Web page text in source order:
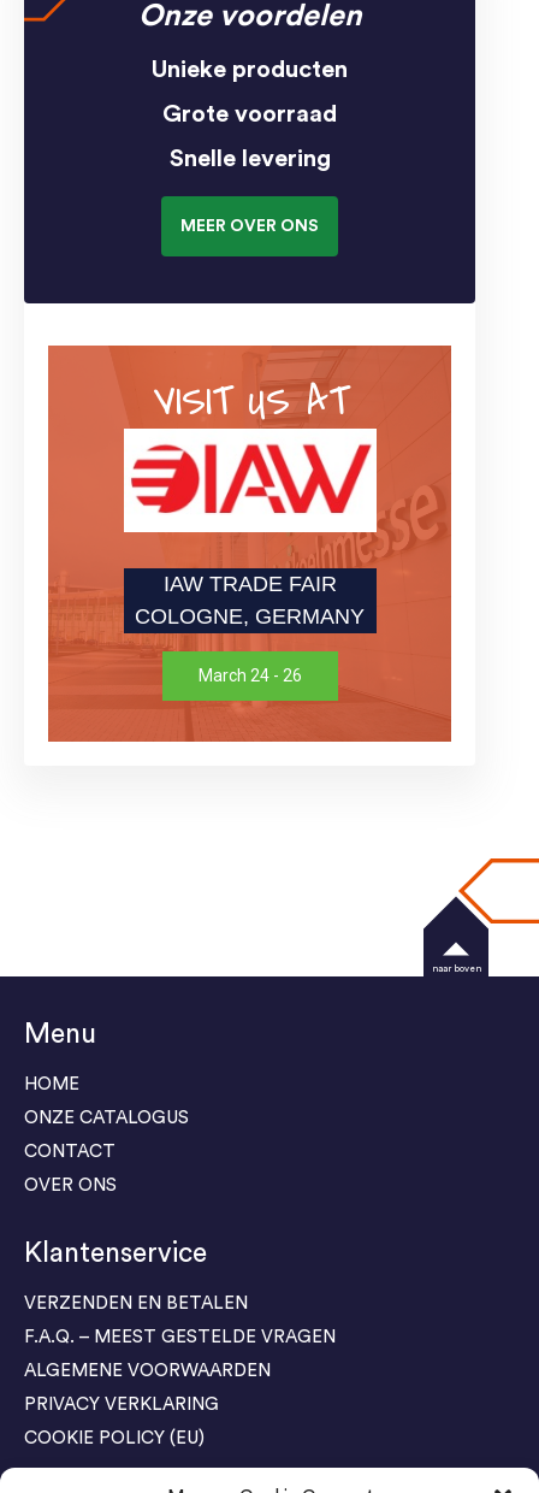
Onze voordelen
Unieke producten
Grote voorraad
Snelle levering
MEER OVER ONS
VISIT US AT
IAW TRADE FAIR
COLOGNE, GERMANY
March 24 - 26
Menu
HOME
ONZE CATALOGUS
CONTACT
OVER ONS
Klantenservice
VERZENDEN EN BETALEN
F.A.Q. – MEEST GESTELDE VRAGEN
ALGEMENE VOORWAARDEN
PRIVACY VERKLARING
COOKIE POLICY (EU)
naar boven